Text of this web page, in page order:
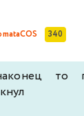
340
то